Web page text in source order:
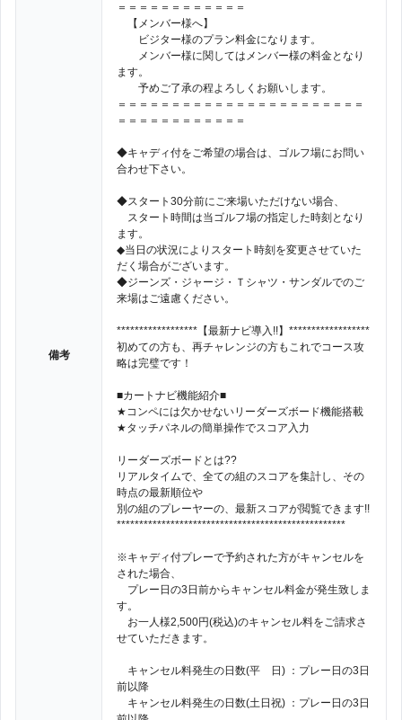
備考
＝＝＝＝＝＝＝＝＝＝＝＝
【メンバー様へ】
ビジター様のプラン料金になります。
メンバー様に関してはメンバー様の料金となり
ます。
予めご了承の程よろしくお願いします。
＝＝＝＝＝＝＝＝＝＝＝＝＝＝＝＝＝＝＝＝＝＝＝
＝＝＝＝＝＝＝＝＝＝＝＝
◆キャディ付をご希望の場合は、ゴルフ場にお問い
合わせ下さい。
◆スタート30分前にご来場いただけない場合、
スタート時間は当ゴルフ場の指定した時刻となり
ます。
◆当日の状況によりスタート時刻を変更させていた
だく場合がございます。
◆ジーンズ・ジャージ・Ｔシャツ・サンダルでのご
来場はご遠慮ください。
******************【最新ナビ導入!!】******************
初めての方も、再チャレンジの方もこれでコース攻
略は完璧です！
■カートナビ機能紹介■
★コンペには欠かせないリーダーズボード機能搭載
★タッチパネルの簡単操作でスコア入力
リーダーズボードとは??
リアルタイムで、全ての組のスコアを集計し、その
時点の最新順位や
別の組のプレーヤーの、最新スコアが閲覧できます!!
***************************************************
※キャディ付プレーで予約された方がキャンセルを
された場合、
プレー日の3日前からキャンセル料金が発生致しま
す。
お一人様2,500円(税込)のキャンセル料をご請求さ
せていただきます。
キャンセル料発生の日数(平 日) ：プレー日の3日
前以降
キャンセル料発生の日数(土日祝) ：プレー日の3日